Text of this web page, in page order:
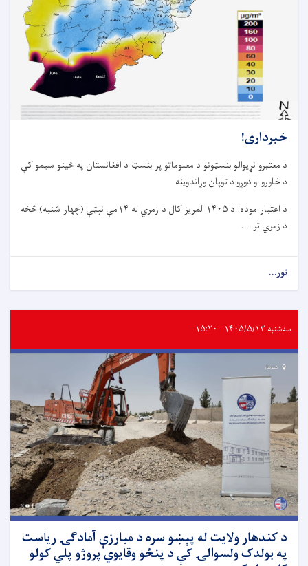
خبرداری!
د معتبرو نړیوالو بنسټونو د معلوماتو پر بنسټ د افغانستان په ځینو سیمو کې
د خاورو او دوړو د توپان وړاندوینه
د اعتبار موده: د ۱۴۰۵ لمریز کال د زمري له ۱۴مې نېټې (چهار شنبه) څخه
د زمري تر. . .
نور...
سه‌شنبه ۱۴۰۵/۵/۱۳ - ۱۵:۲۰
د کندهار ولایت له پېښو سره د مبارزې آمادګۍ ریاست
په بولدک ولسوالۍ کې د پنځو وقایوي پروژو پلي کولو